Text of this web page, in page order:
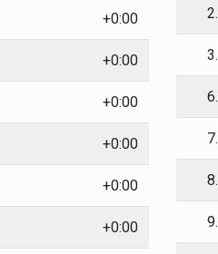
+0:00
+0:00
+0:00
+0:00
+0:00
+0:00
2.
3.
6.
7.
8.
9.